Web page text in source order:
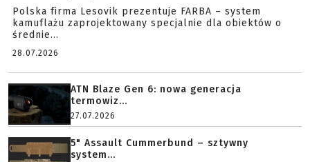
Polska firma Lesovik prezentuje FARBA – system
kamuflażu zaprojektowany specjalnie dla obiektów o
średnie...
28.07.2026
ATN Blaze Gen 6: nowa generacja
termowiz...
27.07.2026
5" Assault Cummerbund – sztywny
system...